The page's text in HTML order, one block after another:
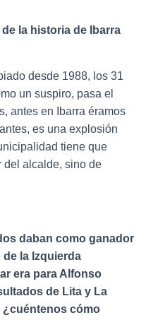
la historia de Ibarra
desde 1988, los 31
un suspiro, pasa el
antes en Ibarra éramos
es una explosión
tiene que
del alcalde, sino de
daban como ganador
de la Izquierda
era para Alfonso
de Lita y La
¿cuéntenos cómo